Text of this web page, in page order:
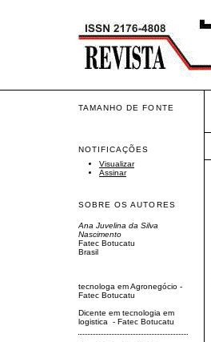
TAMANHO DE FONTE
NOTIFICAÇÕES
Visualizar
Assinar
SOBRE OS AUTORES
Ana Juvelina da Silva
Nascimento
Fatec Botucatu
Brasil
tecnologa em Agronegócio -
Fatec Botucatu
Dicente em tecnologia em
logistica - Fatec Botucatu